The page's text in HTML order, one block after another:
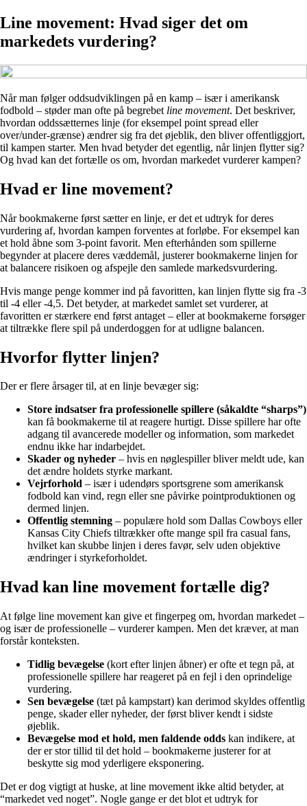
Line movement: Hvad siger det om
markedets vurdering?
Når man følger oddsudviklingen på en kamp – især i amerikansk
fodbold – støder man ofte på begrebet line movement. Det beskriver,
hvordan oddssætternes linje (for eksempel point spread eller
over/under-grænse) ændrer sig fra det øjeblik, den bliver offentliggjort,
til kampen starter. Men hvad betyder det egentlig, når linjen flytter sig?
Og hvad kan det fortælle os om, hvordan markedet vurderer kampen?
Hvad er line movement?
Når bookmakerne først sætter en linje, er det et udtryk for deres
vurdering af, hvordan kampen forventes at forløbe. For eksempel kan
et hold åbne som 3-point favorit. Men efterhånden som spillerne
begynder at placere deres væddemål, justerer bookmakerne linjen for
at balancere risikoen og afspejle den samlede markedsvurdering.
Hvis mange penge kommer ind på favoritten, kan linjen flytte sig fra -3
til -4 eller -4,5. Det betyder, at markedet samlet set vurderer, at
favoritten er stærkere end først antaget – eller at bookmakerne forsøger
at tiltrække flere spil på underdoggen for at udligne balancen.
Hvorfor flytter linjen?
Der er flere årsager til, at en linje bevæger sig:
Store indsatser fra professionelle spillere (såkaldte “sharps”)
kan få bookmakerne til at reagere hurtigt. Disse spillere har ofte
adgang til avancerede modeller og information, som markedet
endnu ikke har indarbejdet.
Skader og nyheder – hvis en nøglespiller bliver meldt ude, kan
det ændre holdets styrke markant.
Vejrforhold – især i udendørs sportsgrene som amerikansk
fodbold kan vind, regn eller sne påvirke pointproduktionen og
dermed linjen.
Offentlig stemning – populære hold som Dallas Cowboys eller
Kansas City Chiefs tiltrækker ofte mange spil fra casual fans,
hvilket kan skubbe linjen i deres favør, selv uden objektive
ændringer i styrkeforholdet.
Hvad kan line movement fortælle dig?
At følge line movement kan give et fingerpeg om, hvordan markedet –
og især de professionelle – vurderer kampen. Men det kræver, at man
forstår konteksten.
Tidlig bevægelse (kort efter linjen åbner) er ofte et tegn på, at
professionelle spillere har reageret på en fejl i den oprindelige
vurdering.
Sen bevægelse (tæt på kampstart) kan derimod skyldes offentlig
penge, skader eller nyheder, der først bliver kendt i sidste
øjeblik.
Bevægelse mod et hold, men faldende odds kan indikere, at
der er stor tillid til det hold – bookmakerne justerer for at
beskytte sig mod yderligere eksponering.
Det er dog vigtigt at huske, at line movement ikke altid betyder, at
“markedet ved noget”. Nogle gange er det blot et udtryk for